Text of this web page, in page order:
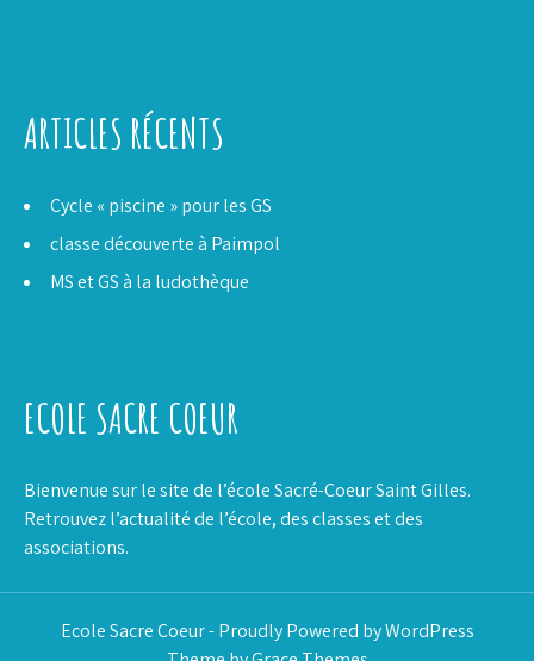
ARTICLES RÉCENTS
Cycle « piscine » pour les GS
classe découverte à Paimpol
MS et GS à la ludothèque
ECOLE SACRE COEUR
Bienvenue sur le site de l’école Sacré-Coeur Saint Gilles.
Retrouvez l’actualité de l’école, des classes et des
associations.
Ecole Sacre Coeur - Proudly Powered by WordPress